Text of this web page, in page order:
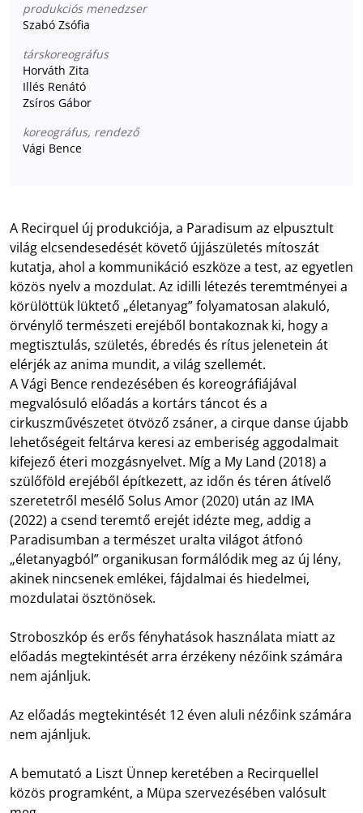
produkciós menedzser
Szabó Zsófia
társkoreográfus
Horváth Zita
Illés Renátó
Zsíros Gábor
koreográfus, rendező
Vági Bence
A Recirquel új produkciója, a Paradisum az elpusztult
világ elcsendesedését követő újjászületés mítoszát
kutatja, ahol a kommunikáció eszköze a test, az egyetlen
közös nyelv a mozdulat. Az idilli létezés teremtményei a
körülöttük lüktető „életanyag” folyamatosan alakuló,
örvénylő természeti erejéből bontakoznak ki, hogy a
megtisztulás, születés, ébredés és rítus jelenetein át
elérjék az anima mundit, a világ szellemét.
A Vági Bence rendezésében és koreográfiájával
megvalósuló előadás a kortárs táncot és a
cirkuszművészetet ötvöző zsáner, a cirque danse újabb
lehetőségeit feltárva keresi az emberiség aggodalmait
kifejező éteri mozgásnyelvet. Míg a My Land (2018) a
szülőföld erejéből építkezett, az időn és téren átívelő
szeretetről mesélő Solus Amor (2020) után az IMA
(2022) a csend teremtő erejét idézte meg, addig a
Paradisumban a természet uralta világot átfonó
„életanyagból” organikusan formálódik meg az új lény,
akinek nincsenek emlékei, fájdalmai és hiedelmei,
mozdulatai ösztönösek.
Stroboszkóp és erős fényhatások használata miatt az
előadás megtekintését arra érzékeny nézőink számára
nem ajánljuk.
Az előadás megtekintését 12 éven aluli nézőink számára
nem ajánljuk.
A bemutató a Liszt Ünnep keretében a Recirquellel
közös programként, a Müpa szervezésében valósult